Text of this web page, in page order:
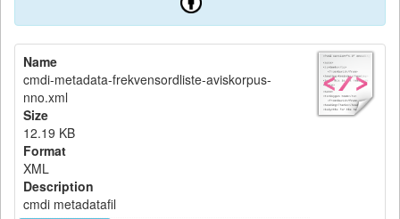
Name
cmdi-metadata-frekvensordliste-aviskorpus-
nno.xml
Size
12.19 KB
Format
XML
Description
cmdi metadatafil